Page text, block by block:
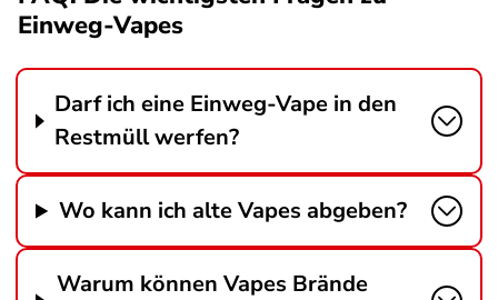
Einweg-Vapes
Darf ich eine Einweg-Vape in den
Restmüll werfen?
Wo kann ich alte Vapes abgeben?
Warum können Vapes Brände